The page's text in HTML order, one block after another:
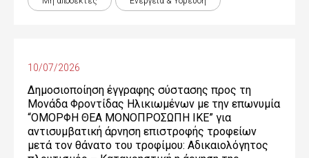
10/07/2026
Δημοσιοποίηση έγγραφης σύστασης προς τη
Μονάδα Φροντίδας Ηλικιωμένων με την επωνυμία
“ΟΜΟΡΦΗ ΘΕΑ ΜΟΝΟΠΡΟΣΩΠΗ ΙΚΕ” για
αντισυμβατική άρνηση επιστροφής τροφείων
μετά τον θάνατο του τροφίμου: Αδικαιολόγητος